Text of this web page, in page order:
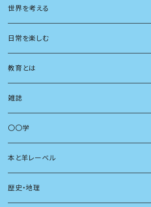
都市
地方
まちづくり
コミュニティ
商いとは
世界を考える
思想
日常を楽しむ
教育とは
雑誌
母の友
ユリイカ
現代思想
〇〇学
動物
自然
本と羊レーベル
電子版（EPub）
歴史・地理